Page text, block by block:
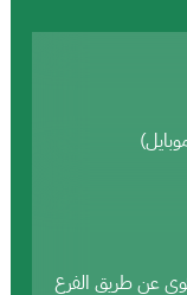
عن طريق الفرع